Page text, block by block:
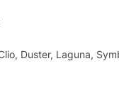
Duster, Laguna,